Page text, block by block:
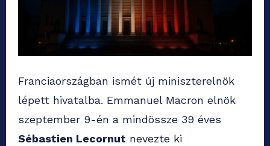
Franciaországban ismét új miniszterelnök
lépett hivatalba. Emmanuel Macron elnök
szeptember 9-én a mindössze 39 éves
Sébastien Lecornut nevezte ki